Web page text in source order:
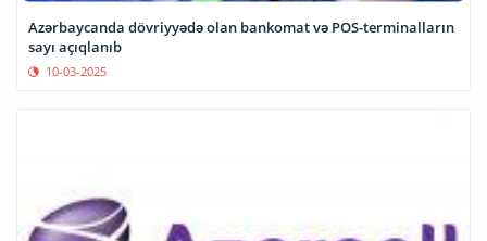
Azərbaycanda dövriyyədə olan bankomat və POS-terminalların
sayı açıqlanıb
10-03-2025